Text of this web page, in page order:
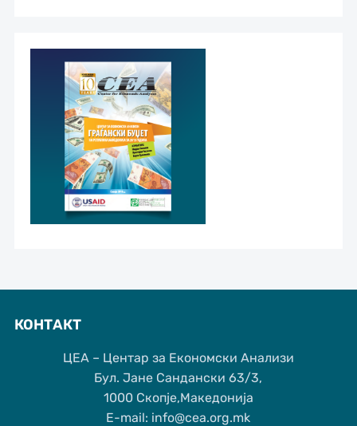
КОНТАКТ
ЦЕА – Центар за Економски Анализи
Бул. Јане Сандански 63/3,
1000 Скопје,Македонија
Е-mail: info@cea.org.mk